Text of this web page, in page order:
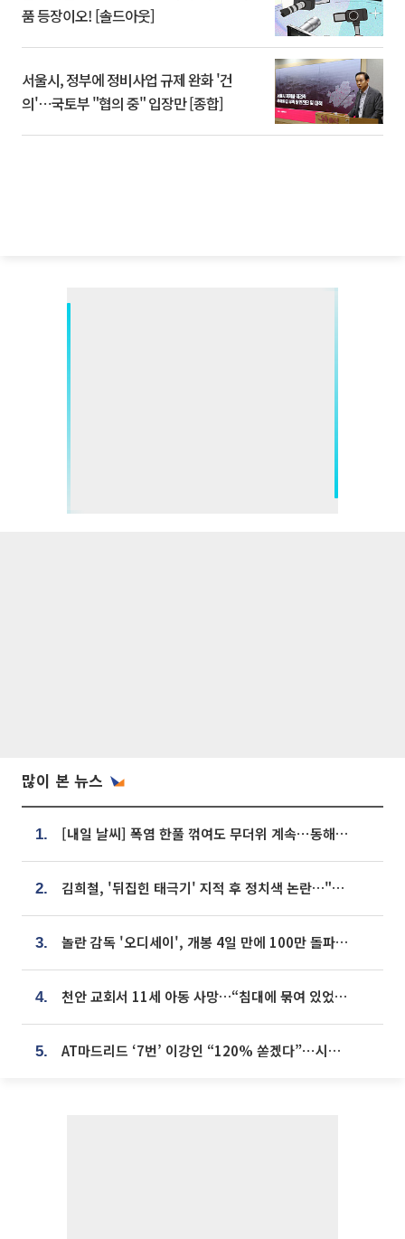
품 등장이오! [솔드아웃]
서울시, 정부에 정비사업 규제 완화 '건
의'⋯국토부 "협의 중" 입장만 [종합]
많이 본 뉴스
1. [내일 날씨] 폭염 한풀 꺾여도 무더위 계속⋯동해안 이틀 연속 비
2. 김희철, '뒤집힌 태극기' 지적 후 정치색 논란…"좌우 떠나 우리나라 국기"
3. 놀란 감독 '오디세이', 개봉 4일 만에 100만 돌파⋯'왕사남' 보다 빠르다
4. 천안 교회서 11세 아동 사망…“침대에 묶여 있었다” 진술 확보
5. AT마드리드 ‘7번’ 이강인 “120% 쏟겠다”⋯시메오네 감독 “필요한 선수”